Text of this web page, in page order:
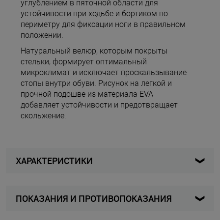
углублением в пяточной области для
устойчивости при ходьбе и бортиком по
периметру для фиксации ноги в правильном
положении.
Натуральный велюр, которым покрыты
стельки, формирует оптимальный
микроклимат и исключает проскальзывание
стопы внутри обуви. Рисунок на легкой и
прочной подошве из материала EVA
добавляет устойчивости и предотвращает
скольжение.
ХАРАКТЕРИСТИКИ
ПОКАЗАНИЯ И ПРОТИВОПОКАЗАНИЯ